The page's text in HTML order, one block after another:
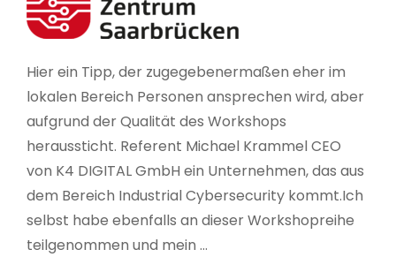
Hier ein Tipp, der zugegebenermaßen eher im
lokalen Bereich Personen ansprechen wird, aber
aufgrund der Qualität des Workshops
heraussticht. Referent Michael Krammel CEO
von K4 DIGITAL GmbH ein Unternehmen, das aus
dem Bereich Industrial Cybersecurity kommt.Ich
selbst habe ebenfalls an dieser Workshopreihe
teilgenommen und mein …